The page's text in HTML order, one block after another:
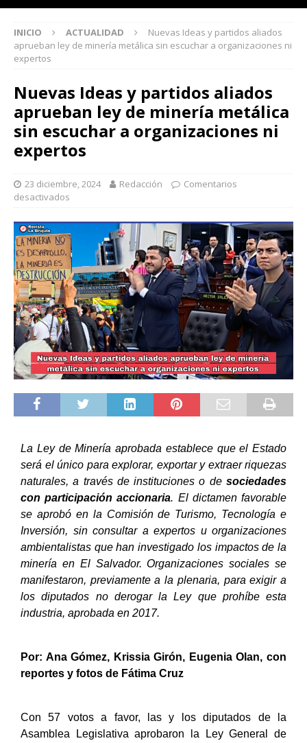
INICIO ACTUALIDAD
Nuevas Ideas y partidos aliados
aprueban ley de minería metálica sin escuchar a organizaciones ni
expertos
Nuevas Ideas y partidos aliados
aprueban ley de minería metálica
sin escuchar a organizaciones ni
expertos
23 diciembre, 2024 Redacción
Comentarios
desactivados
La Ley de Minería aprobada establece que el Estado
será el único para explorar, exportar y extraer riquezas
naturales, a través de instituciones o de sociedades
con participación accionaria. El dictamen favorable
se aprobó en la Comisión de Turismo, Tecnología e
Inversión, sin consultar a expertos u organizaciones
ambientalistas que han investigado los impactos de la
minería en El Salvador. Organizaciones sociales se
manifestaron, previamente a la plenaria, para exigir a
los diputados no derogar la Ley que prohíbe esta
industria, aprobada en 2017.
Por: Ana Gómez, Krissia Girón, Eugenia Olan, con
reportes y fotos de Fátima Cruz
Con 57 votos a favor, las y los diputados de la
Asamblea Legislativa aprobaron la Ley General de